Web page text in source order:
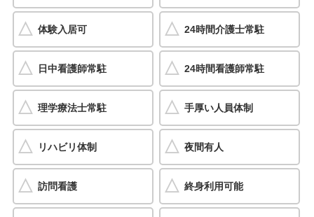
体験入居可 24時間介護士常駐
日中看護師常駐 24時間看護師常駐
理学療法士常駐 手厚い人員体制
リハビリ体制 夜間有人
訪問看護 終身利用可能